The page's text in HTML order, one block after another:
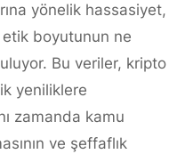
yönelik hassasiyet,
etik boyutunun ne
Bu veriler, kripto
yeniliklere
zamanda kamu
ve şeffaflık